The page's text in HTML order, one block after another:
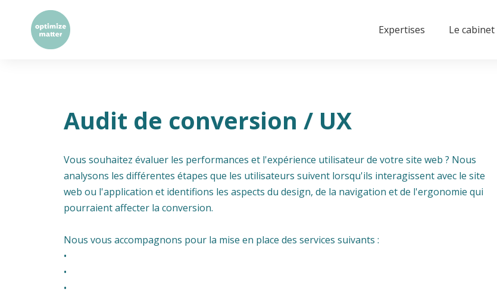
Expertises Le cabinet
Audit de conversion / UX
Vous souhaitez évaluer les performances et l'expérience utilisateur de votre site web ? Nous
analysons les différentes étapes que les utilisateurs suivent lorsqu'ils interagissent avec le site
web ou l'application et identifions les aspects du design, de la navigation et de l'ergonomie qui
pourraient affecter la conversion.
Nous vous accompagnons pour la mise en place des services suivants :
•
•
•